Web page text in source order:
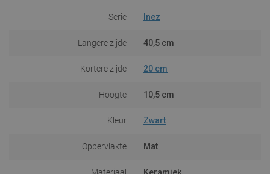
Serie Inez
Langere zijde 40,5 cm
Kortere zijde 20 cm
Hoogte 10,5 cm
Kleur Zwart
Oppervlakte Mat
Materiaal Keramiek